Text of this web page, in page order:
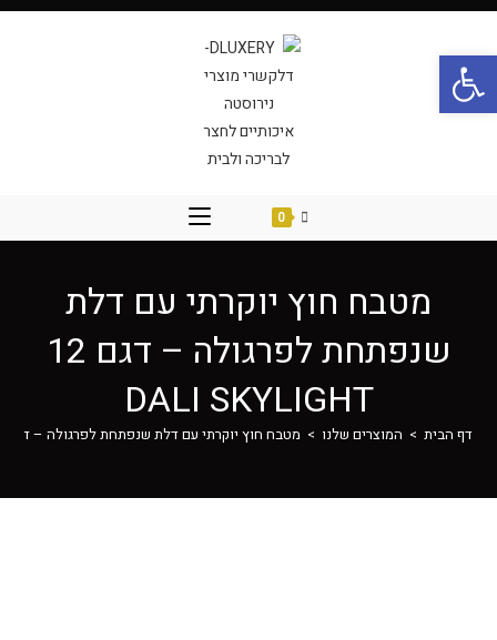
0
מטבח חוץ יוקרתי עם דלת
שנפתחת לפרגולה – דגם 12
DALI SKYLIGHT
דף הבית > המוצרים שלנו > מטבח חוץ יוקרתי עם דלת שנפתחת לפרגולה – דגם 12 DALI SKYLIGHT
פתח סרגל נגישות